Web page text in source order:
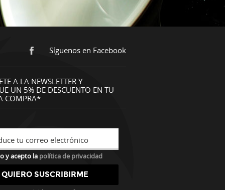
Síguenos en Facebook
A LA NEWSLETTER Y
UN 5% DE DESCUENTO EN TU
COMPRA*
tu correo electrónico
y acepto la política de privacidad